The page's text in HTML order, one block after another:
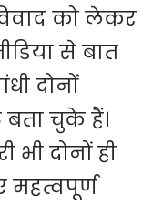
को लेकर
से बात
दोनों
चुके हैं।
भी दोनों ही